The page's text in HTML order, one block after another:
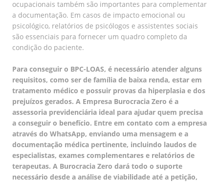
ocupacionais também são importantes para complementar
a documentação. Em casos de impacto emocional ou
psicológico, relatórios de psicólogos e assistentes sociais
são essenciais para fornecer um quadro completo da
condição do paciente.
Para conseguir o BPC-LOAS, é necessário atender alguns
requisitos, como ser de família de baixa renda, estar em
tratamento médico e possuir provas da hiperplasia e dos
prejuízos gerados. A Empresa Burocracia Zero é a
assessoria previdenciária ideal para ajudar quem precisa
a conseguir o benefício. Entre em contato com a empresa
através do WhatsApp, enviando uma mensagem e a
documentação médica pertinente, incluindo laudos de
especialistas, exames complementares e relatórios de
terapeutas. A Burocracia Zero dará todo o suporte
necessário desde a análise de viabilidade até a petição,